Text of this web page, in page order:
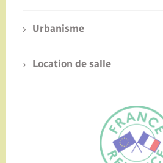
FR
Urbanisme
Location de salle